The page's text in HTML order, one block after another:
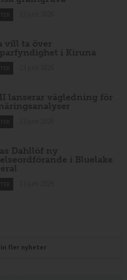
vill ta över
i Kiruna
lanserar vägledning för
Dahllöf ny
i Bluelake
in fler nyheter